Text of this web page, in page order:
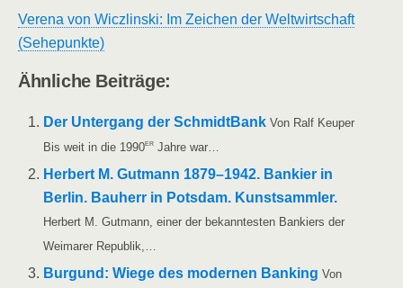
Vere­na von Wicz­lin­ski: Im Zei­chen der Welt­wirt­schaft
(Sehe­punk­te)
Ähn­li­che Beiträge:
Der Unter­gang der Schmidt­Bank Von Ralf Keu­per
Bis weit in die 1990er Jah­re war…
Her­bert M. Gut­mann 1879–1942. Ban­kier in
Ber­lin. Bau­herr in Pots­dam. Kunst­samm­ler.
Her­bert M. Gut­mann, einer der bekann­tes­ten Ban­kiers der
Wei­ma­rer Republik,…
Bur­gund: Wie­ge des moder­nen Ban­king Von